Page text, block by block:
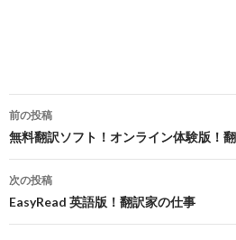
投
稿
ナ
前の投稿
無料翻訳ソフト！オンライン体験版！
次の投稿
EasyRead 英語版！翻訳家の仕事